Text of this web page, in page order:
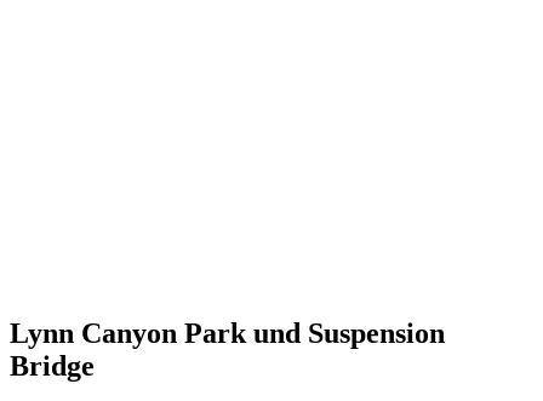
Lynn Canyon Park und Suspension
Bridge